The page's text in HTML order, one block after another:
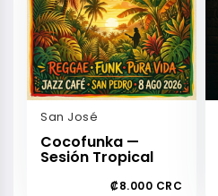
San José
Cocofunka —
Sesión Tropical
₡8.000 CRC